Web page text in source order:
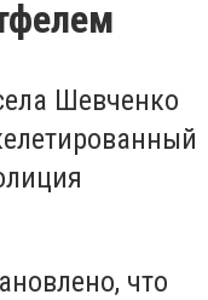
Шевченко
что